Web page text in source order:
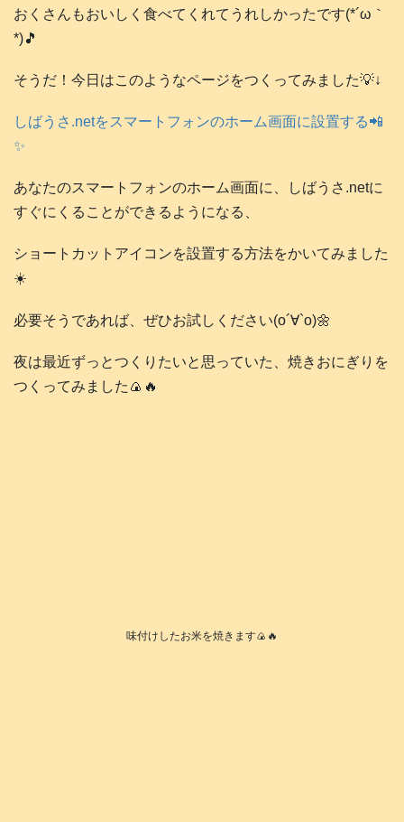
おくさんもおいしく食べてくれてうれしかったです(*´ω｀
*)🎵
そうだ！今日はこのようなページをつくってみました💡↓
しばうさ.netをスマートフォンのホーム画面に設置する📲
✨
あなたのスマートフォンのホーム画面に、しばうさ.netに
すぐにくることができるようになる、
ショートカットアイコンを設置する方法をかいてみました
☀️
必要そうであれば、ぜひお試しください(о´∀`о)🌼
夜は最近ずっとつくりたいと思っていた、焼きおにぎりを
つくってみました🍙🔥
味付けしたお米を焼きます🍙🔥